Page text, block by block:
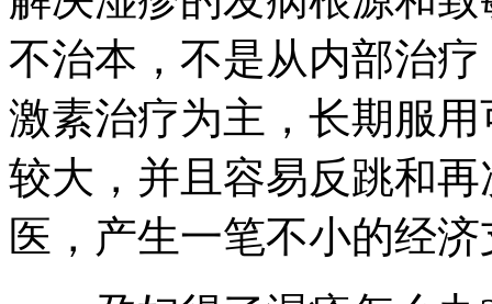
不治本，不是从内部治
激素治疗为主，长期服
较大，并且容易反跳和
医，产生一笔不小的经